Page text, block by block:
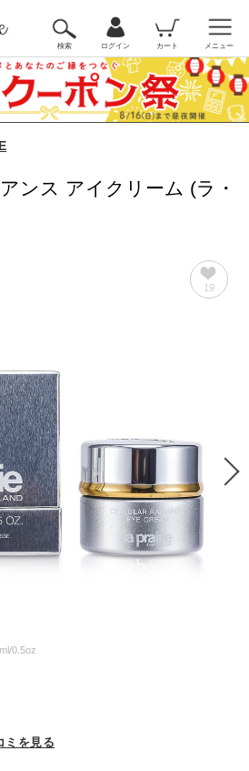
検索 ログイン カート メニュー
ンス アイクリーム (ラ・
19
0.5oz
ミを見る